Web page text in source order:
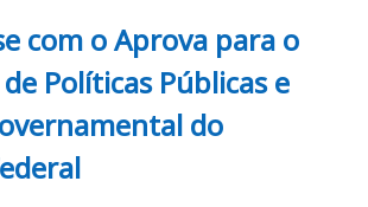
com o Aprova para o
Políticas Públicas e
do